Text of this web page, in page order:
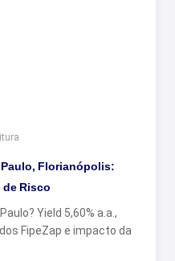
Florianópolis:
de Risco
Yield 5,60% a.a.,
FipeZap e impacto da